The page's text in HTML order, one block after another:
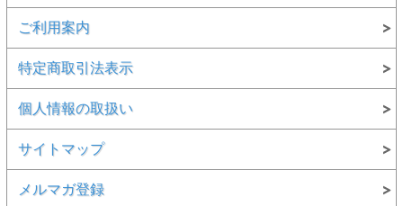
ご利用案内
特定商取引法表示
個人情報の取扱い
サイトマップ
メルマガ登録